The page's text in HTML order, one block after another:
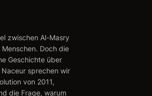
zwischen Al-Masry
Doch die
Geschichte über
sprechen wir
von 2011,
die Frage, warum